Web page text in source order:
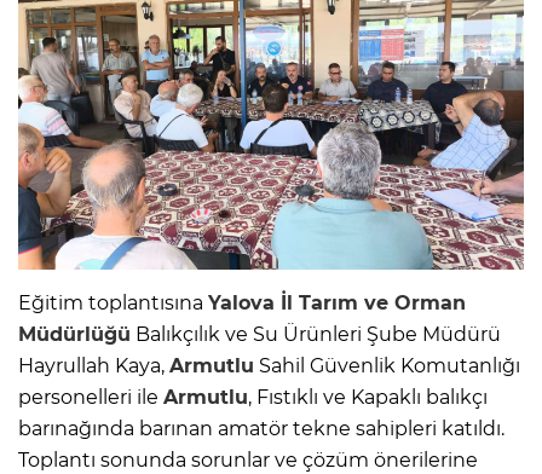
Eğitim toplantısına Yalova İl Tarım ve Orman
Müdürlüğü Balıkçılık ve Su Ürünleri Şube Müdürü
Hayrullah Kaya, Armutlu Sahil Güvenlik Komutanlığı
personelleri ile Armutlu, Fıstıklı ve Kapaklı balıkçı
barınağında barınan amatör tekne sahipleri katıldı.
Toplantı sonunda sorunlar ve çözüm önerilerine